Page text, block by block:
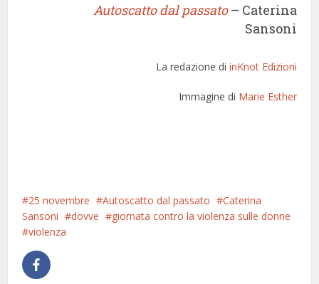
Autoscatto dal passato– Caterina
Sansoni
La redazione di inKnot Edizioni
Immagine di Marie Esther
25 novembre Autoscatto dal passato
Caterina
Sansoni
dovve
giornata contro la violenza sulle donne
violenza